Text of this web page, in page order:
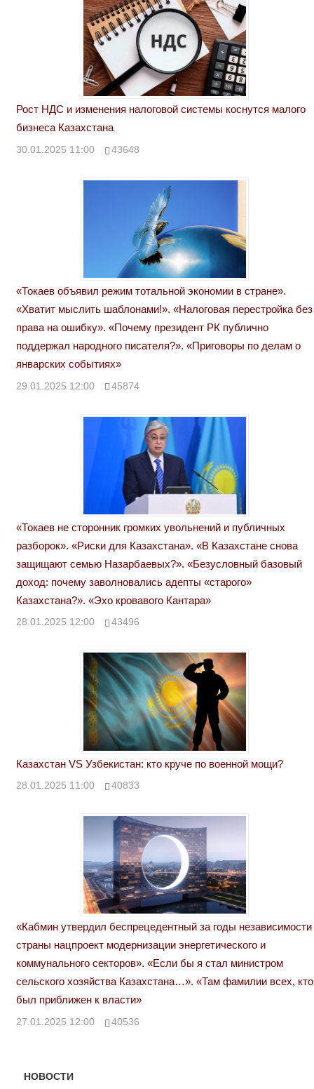
Рост НДС и изменения налоговой системы коснутся малого
бизнеса Казахстана
30.01.2025 11:00 43648
«Токаев объявил режим тотальной экономии в стране».
«Хватит мыслить шаблонами!». «Налоговая перестройка без
права на ошибку». «Почему президент РК публично
поддержал народного писателя?». «Приговоры по делам о
январских событиях»
29.01.2025 12:00 45874
«Токаев не сторонник громких увольнений и публичных
разборок». «Риски для Казахстана». «В Казахстане снова
защищают семью Назарбаевых?». «Безусловный базовый
доход: почему заволновались адепты «старого»
Казахстана?». «Эхо кровавого Кантара»
28.01.2025 12:00 43496
Казахстан VS Узбекистан: кто круче по военной мощи?
28.01.2025 11:00 40833
«Кабмин утвердил беспрецедентный за годы независимости
страны нацпроект модернизации энергетического и
коммунального секторов». «Если бы я стал министром
сельского хозяйства Казахстана…». «Там фамилии всех, кто
был приближен к власти»
27.01.2025 12:00 40536
НОВОСТИ